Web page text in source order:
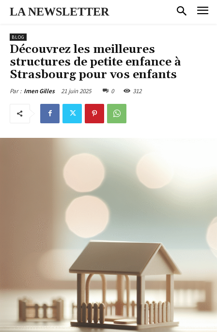
LA NEWSLETTER
BLOG
Découvrez les meilleures
structures de petite enfance à
Strasbourg pour vos enfants
Par : Imen Gilles 21 juin 2025 0 312